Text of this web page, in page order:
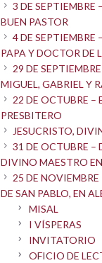
3 DE SEPTIEMBRE
BUEN PASTOR
4 DE SEPTIEMBRE
PAPA Y DOCTOR DE
29 DE
MIGUEL, GABRIEL Y
22 DE OCTUBRE
PRESBITERO
JESUCRISTO,
31 DE OCTUBRE –
DIVINO MAESTRO
25 DE
DE SAN PABLO, EN
MISAL
I VÍSPERAS
INVITATORIO
OFICIO DE